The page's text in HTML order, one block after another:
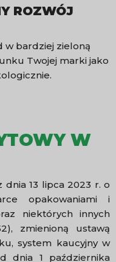
ROZWÓJ
w bardziej zieloną
Twojej marki jako
W
13 lipca 2023 r. o
opakowaniami i
niektórych innych
zmienioną ustawą
system kaucyjny w
dnia 1 października